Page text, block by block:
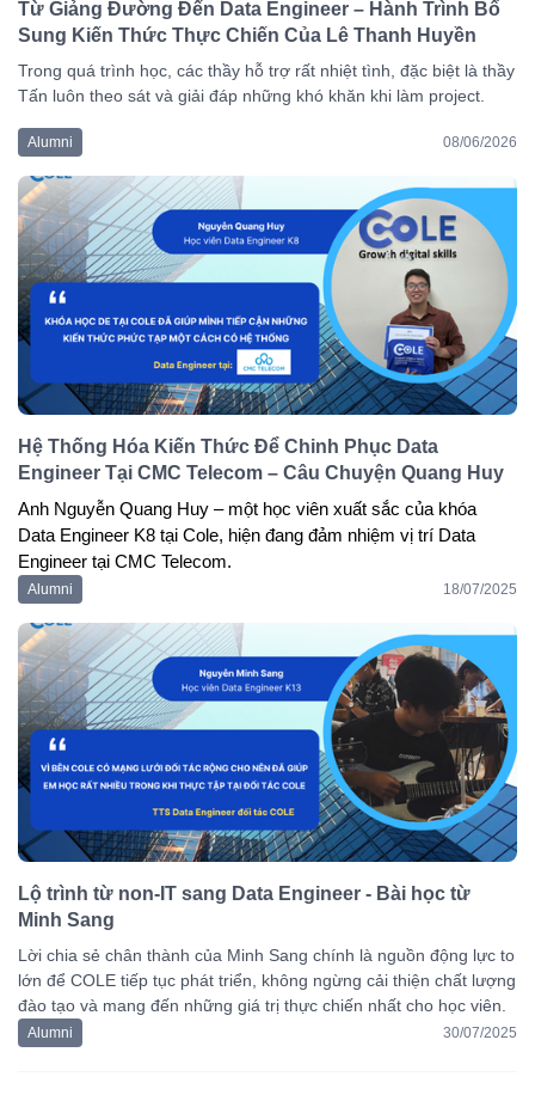
Từ Giảng Đường Đến Data Engineer – Hành Trình Bổ
Sung Kiến Thức Thực Chiến Của Lê Thanh Huyền
Trong quá trình học, các thầy hỗ trợ rất nhiệt tình, đặc biệt là thầy
Tấn luôn theo sát và giải đáp những khó khăn khi làm project.
Alumni 08/06/2026
Hệ Thống Hóa Kiến Thức Để Chinh Phục Data
Engineer Tại CMC Telecom – Câu Chuyện Quang Huy
Anh Nguyễn Quang Huy – một học viên xuất sắc của khóa
Data Engineer K8 tại Cole, hiện đang đảm nhiệm vị trí Data
Engineer tại CMC Telecom.
Alumni 18/07/2025
Lộ trình từ non-IT sang Data Engineer - Bài học từ
Minh Sang
Lời chia sẻ chân thành của Minh Sang chính là nguồn động lực to
lớn để COLE tiếp tục phát triển, không ngừng cải thiện chất lượng
đào tạo và mang đến những giá trị thực chiến nhất cho học viên.
Alumni 30/07/2025